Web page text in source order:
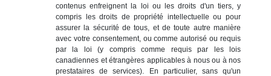
contenus enfreignent la loi ou les droits d'un tiers, y
compris les droits de propriété intellectuelle ou pour
assurer la sécurité de tous, et de toute autre manière
avec votre consentement, ou comme autorisé ou requis
par la loi (y compris comme requis par les lois
canadiennes et étrangères applicables à nous ou à nos
prestataires de services). En particulier, sans qu'un